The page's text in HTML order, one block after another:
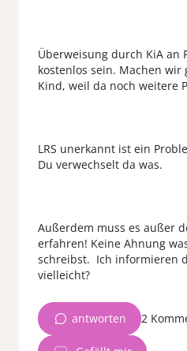
Überweisung durch KiA an
kostenlos sein. Machen wir
Kind, weil da noch weitere
LRS unerkannt ist ein
Du verwechselt da was.
Außerdem muss es außer
erfahren! Keine Ahnung
schreibst. Ich informieren
antworten 2